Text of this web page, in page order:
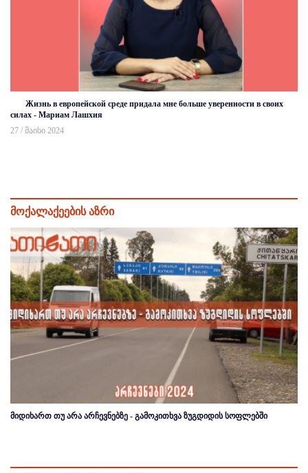
Жизнь в европейской среде придала мне больше уверенности в своих
силах - Мариам Лашхия
27 / მაისი 2024
მოქალაქეების აზრი
მიდიხართ თუ არა არჩევნებზე - გამოკითხვა ზუგდიდის სოფლებში